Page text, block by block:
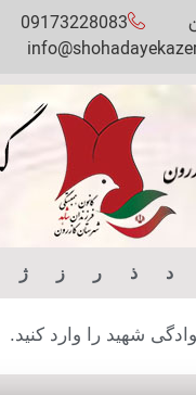
09173228083
د ذ ر ز ژ
شهید را وارد کنید.